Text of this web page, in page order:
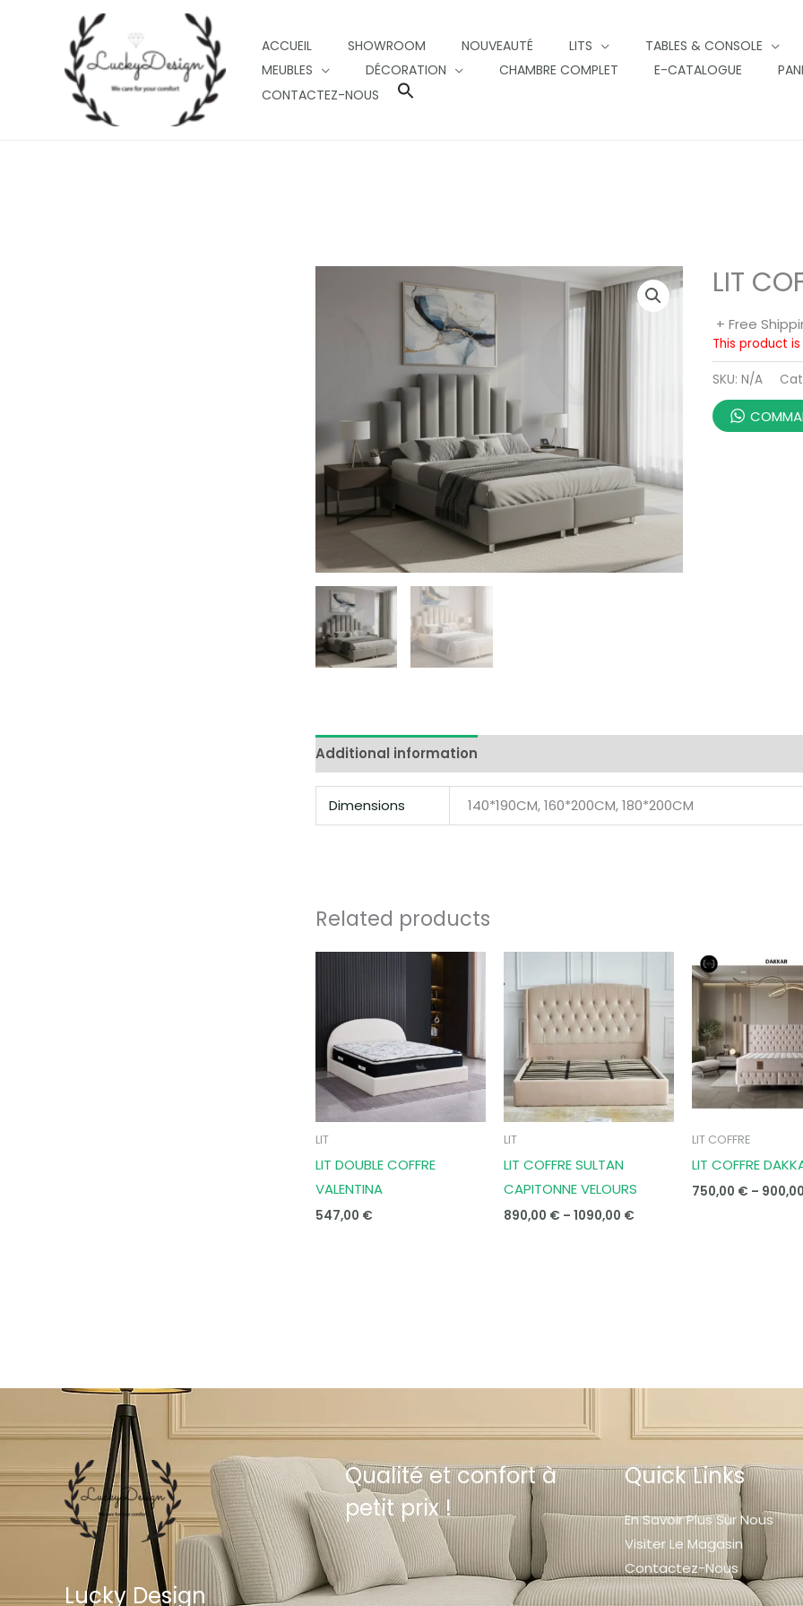
ACCUEIL SHOWROOM NOUVEAUTÉ LITS TABLES & CONSOLE
MEUBLES
DÉCORATION CHAMBRE COMPLET E-CATALOGUE
CONTACTEZ-NOUS
LIT
+ Free
This product
SKU: N/A
Additional information
Dimensions 140*190CM, 160*200CM, 180*200CM
Related products
LIT
LIT DOUBLE COFFRE
VALENTINA
547,00 €
LIT
LIT COFFRE SULTAN
CAPITONNE VELOURS
890,00 € – 1090,00 €
890,00 €
through
1090,00 €
LIT COFFRE
LIT COFFRE
750,00 € – 900,00
Lucky Design
Qualité et confort à
petit prix !
Quick Links
En Savoir Plus Sur Nous
Visiter Le Magasin
Contactez-Nous